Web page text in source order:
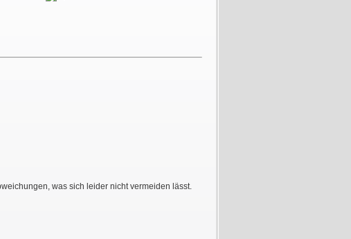
was sich leider nicht vermeiden lässt.